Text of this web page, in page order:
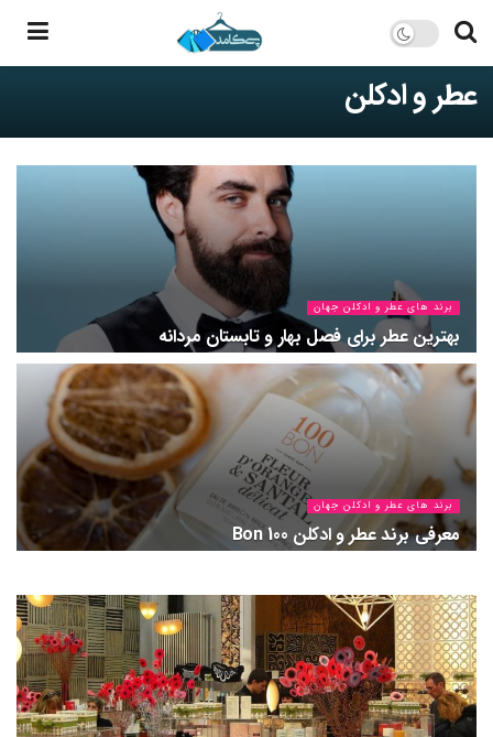
عطر و ادکلن
برند های عطر و ادکلن جهان
بهترین عطر برای فصل بهار و تابستان مردانه
۱۴۰۴-۰۲-۰۲
برند های عطر و ادکلن جهان
معرفی برند عطر و ادکلن 100 Bon